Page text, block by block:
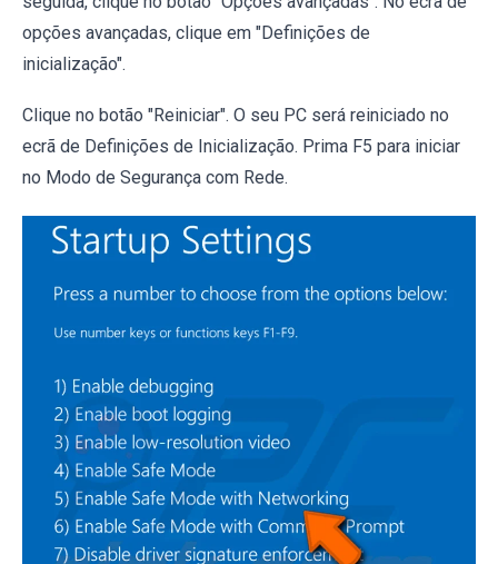
opções avançadas, clique em "Definições de
inicialização".
Clique no botão "Reiniciar". O seu PC será reiniciado no
ecrã de Definições de Inicialização. Prima F5 para iniciar
no Modo de Segurança com Rede.